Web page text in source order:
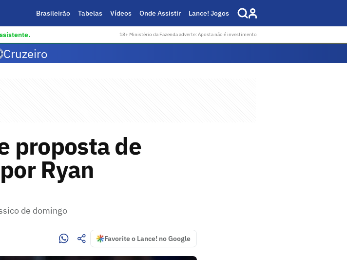
Brasileirão Tabelas Vídeos Onde Assistir Lance! Jogos
18+ Ministério da Fazenda adverte: Aposta não é investimento
Cruzeiro
proposta de
Ryan
de domingo
Favorite o Lance! no Google